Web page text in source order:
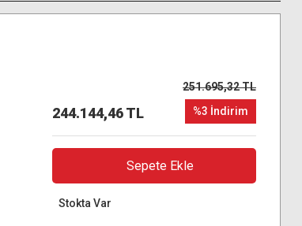
244.144,46 TL
251.695,32 TL
%3 İndirim
Sepete Ekle
Stokta Var